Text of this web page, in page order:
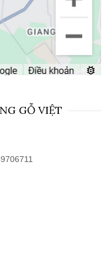
GỖ VIỆT